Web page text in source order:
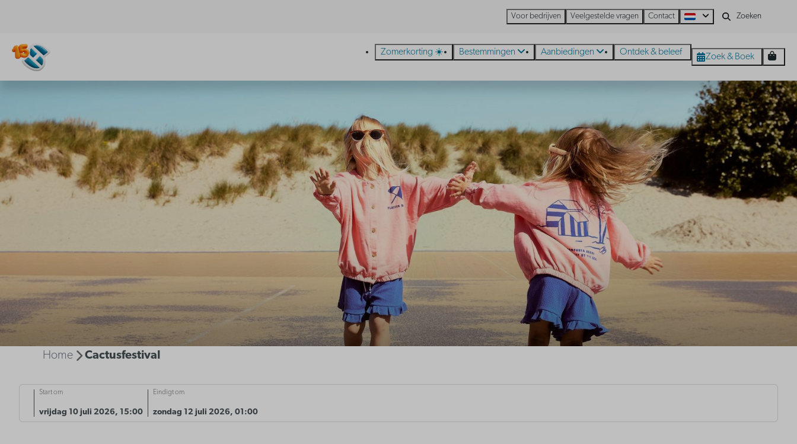
Voor bedrijven Veelgestelde vragen Contact
Zomerkorting ☀️ Bestemmingen Aanbiedingen Ontdek & beleef Zoek & Boek
Home Cactusfestival
Start om
vrijdag 10 juli 2026, 15:00
Eindigt om
zondag 12 juli 2026, 01:00